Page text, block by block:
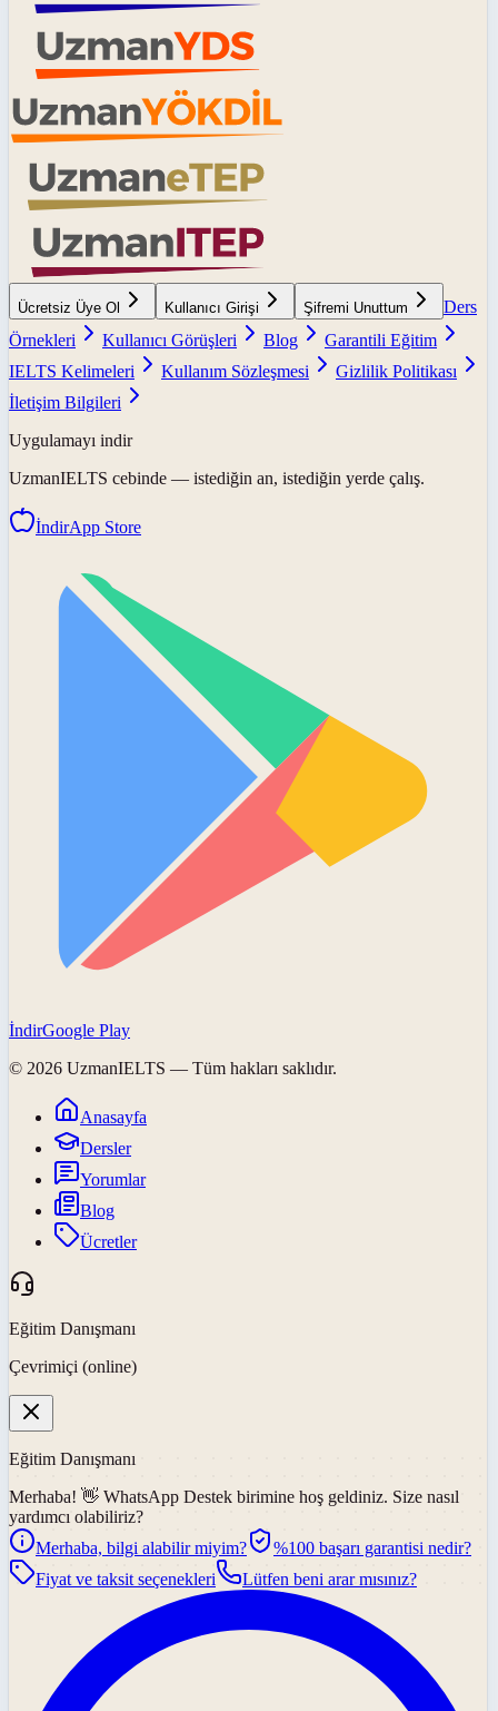
Ücretsiz Üye Ol Kullanıcı Girişi Şifremi Unuttum
Ders
Örnekleri
Kullanıcı Görüşleri Blog
Garantili Eğitim
IELTS Kelimeleri
Kullanım Sözleşmesi
Gizlilik Politikası
İletişim Bilgileri
Uygulamayı indir
UzmanIELTS cebinde — istediğin an, istediğin yerde çalış.
İndirApp Store
İndirGoogle Play
© 2026 UzmanIELTS — Tüm hakları saklıdır.
Anasayfa
Dersler
Yorumlar
Blog
Ücretler
Eğitim Danışmanı
Çevrimiçi (online)
Eğitim Danışmanı
Merhaba! 👋 WhatsApp Destek birimine hoş geldiniz. Size nasıl
yardımcı olabiliriz?
Merhaba, bilgi alabilir miyim?
%100 başarı garantisi nedir?
Fiyat ve taksit seçenekleri
Lütfen beni arar mısınız?